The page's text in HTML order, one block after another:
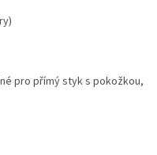
pro přímý styk s pokožkou,